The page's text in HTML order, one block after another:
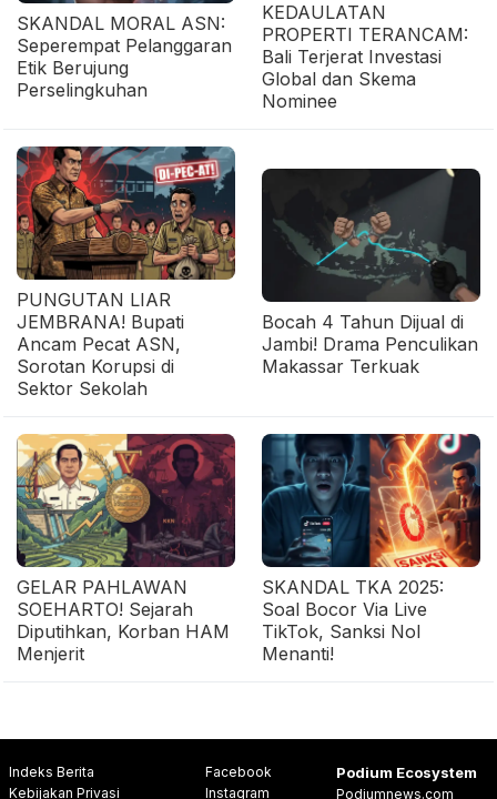
SKANDAL MORAL ASN:
Seperempat Pelanggaran
Etik Berujung
Perselingkuhan
KEDAULATAN
PROPERTI TERANCAM:
Bali Terjerat Investasi
Global dan Skema
Nominee
PUNGUTAN LIAR
JEMBRANA! Bupati
Ancam Pecat ASN,
Sorotan Korupsi di
Sektor Sekolah
Bocah 4 Tahun Dijual di
Jambi! Drama Penculikan
Makassar Terkuak
GELAR PAHLAWAN
SOEHARTO! Sejarah
Diputihkan, Korban HAM
Menjerit
SKANDAL TKA 2025:
Soal Bocor Via Live
TikTok, Sanksi Nol
Menanti!
Indeks Berita
Kebijakan Privasi
Facebook
Instagram
Podium Ecosystem
Podiumnews.com